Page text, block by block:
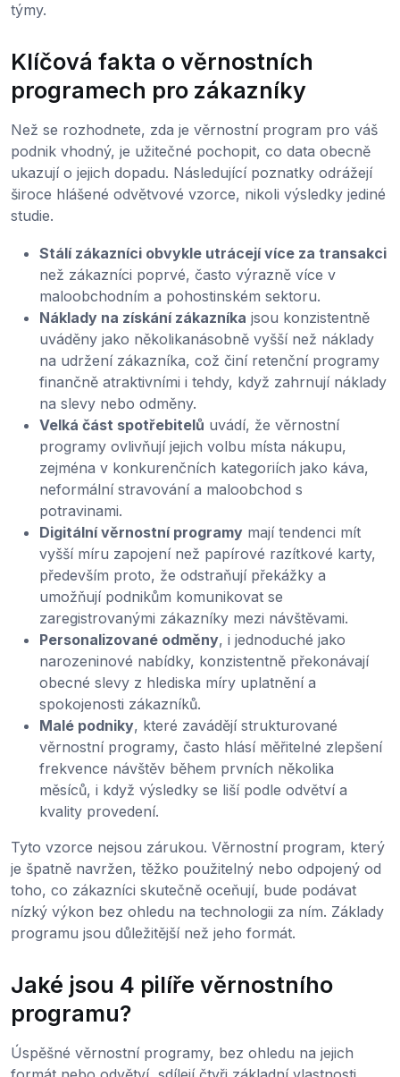
týmy.
Klíčová fakta o věrnostních
programech pro zákazníky
Než se rozhodnete, zda je věrnostní program pro váš
podnik vhodný, je užitečné pochopit, co data obecně
ukazují o jejich dopadu. Následující poznatky odrážejí
široce hlášené odvětvové vzorce, nikoli výsledky jediné
studie.
Stálí zákazníci obvykle utrácejí více za transakci
než zákazníci poprvé, často výrazně více v
maloobchodním a pohostinském sektoru.
Náklady na získání zákazníka jsou konzistentně
uváděny jako několikanásobně vyšší než náklady
na udržení zákazníka, což činí retenční programy
finančně atraktivními i tehdy, když zahrnují náklady
na slevy nebo odměny.
Velká část spotřebitelů uvádí, že věrnostní
programy ovlivňují jejich volbu místa nákupu,
zejména v konkurenčních kategoriích jako káva,
neformální stravování a maloobchod s
potravinami.
Digitální věrnostní programy mají tendenci mít
vyšší míru zapojení než papírové razítkové karty,
především proto, že odstraňují překážky a
umožňují podnikům komunikovat se
zaregistrovanými zákazníky mezi návštěvami.
Personalizované odměny, i jednoduché jako
narozeninové nabídky, konzistentně překonávají
obecné slevy z hlediska míry uplatnění a
spokojenosti zákazníků.
Malé podniky, které zavádějí strukturované
věrnostní programy, často hlásí měřitelné zlepšení
frekvence návštěv během prvních několika
měsíců, i když výsledky se liší podle odvětví a
kvality provedení.
Tyto vzorce nejsou zárukou. Věrnostní program, který
je špatně navržen, těžko použitelný nebo odpojený od
toho, co zákazníci skutečně oceňují, bude podávat
nízký výkon bez ohledu na technologii za ním. Základy
programu jsou důležitější než jeho formát.
Jaké jsou 4 pilíře věrnostního
programu?
Úspěšné věrnostní programy, bez ohledu na jejich